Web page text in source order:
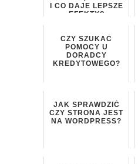
I CO DAJE LEPSZE
EFEKTY?
CZY SZUKAĆ
POMOCY U
DORADCY
KREDYTOWEGO?
JAK SPRAWDZIĆ
CZY STRONA JEST
NA WORDPRESS?